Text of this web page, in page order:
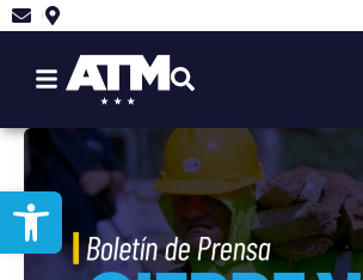
contenido
Abrir barra de herramientas